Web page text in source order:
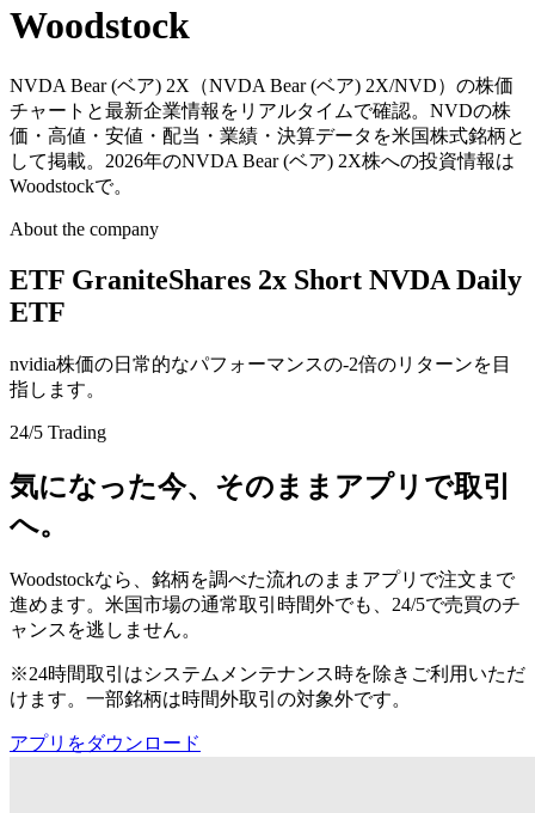
Woodstock
NVDA Bear (ベア) 2X（NVDA Bear (ベア) 2X/NVD）の株価
チャートと最新企業情報をリアルタイムで確認。NVDの株
価・高値・安値・配当・業績・決算データを米国株式銘柄と
して掲載。2026年のNVDA Bear (ベア) 2X株への投資情報は
Woodstockで。
About the company
ETF GraniteShares 2x Short NVDA Daily
ETF
nvidia株価の日常的なパフォーマンスの-2倍のリターンを目
指します。
24/5 Trading
気になった今、そのままアプリで取引
へ。
Woodstockなら、銘柄を調べた流れのままアプリで注文まで
進めます。米国市場の通常取引時間外でも、24/5で売買のチ
ャンスを逃しません。
※24時間取引はシステムメンテナンス時を除きご利用いただ
けます。一部銘柄は時間外取引の対象外です。
アプリをダウンロード